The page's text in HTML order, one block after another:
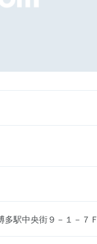
駅中央街９－１－７Ｆ